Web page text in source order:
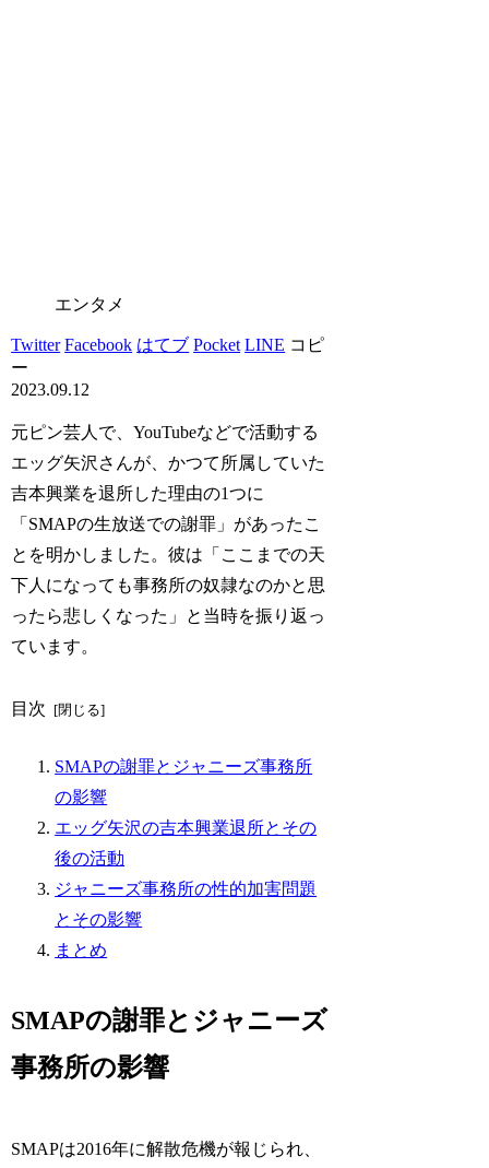
エンタメ
Twitter Facebook はてブ Pocket LINE コピ
ー
2023.09.12
元ピン芸人で、YouTubeなどで活動する
エッグ矢沢さんが、かつて所属していた
吉本興業を退所した理由の1つに
「SMAPの生放送での謝罪」があったこ
とを明かしました。彼は「ここまでの天
下人になっても事務所の奴隷なのかと思
ったら悲しくなった」と当時を振り返っ
ています。
目次
SMAPの謝罪とジャニーズ事務所
の影響
エッグ矢沢の吉本興業退所とその
後の活動
ジャニーズ事務所の性的加害問題
とその影響
まとめ
SMAPの謝罪とジャニーズ
事務所の影響
SMAPは2016年に解散危機が報じられ、